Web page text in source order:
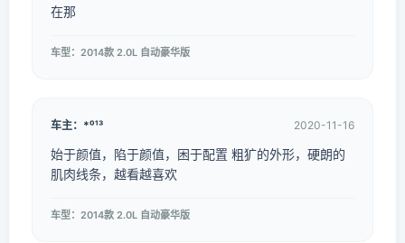
在那
车型：2014款 2.0L 自动豪华版
车主：*⁰¹³ 2020-11-16
始于颜值，陷于颜值，困于配置 粗犷的外形，硬朗的
肌肉线条，越看越喜欢
车型：2014款 2.0L 自动豪华版